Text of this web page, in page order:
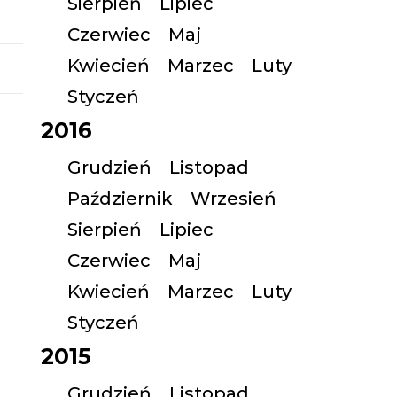
Czerwiec
Maj
Kwiecień
Marzec
Luty
Styczeń
2016
Grudzień
Listopad
Październik
Wrzesień
Sierpień
Lipiec
Czerwiec
Maj
Kwiecień
Marzec
Luty
Styczeń
2015